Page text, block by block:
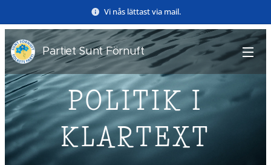
Vi nås lättast via mail.
Partiet Sunt Förnuft
POLITIK I
KLARTEXT